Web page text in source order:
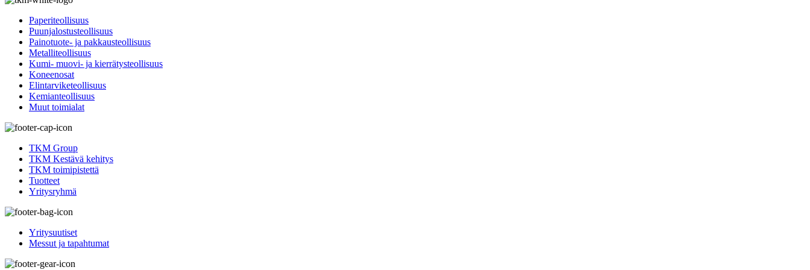
Paperiteollisuus
Puunjalostusteollisuus
Painotuote- ja pakkausteollisuus
Metalliteollisuus
Kumi- muovi- ja kierrätysteollisuus
Koneenosat
Elintarviketeollisuus
Kemianteollisuus
Muut toimialat
TKM Group
TKM Kestävä kehitys
TKM toimipistettä
Tuotteet
Yritysryhmä
Yritysuutiset
Messut ja tapahtumat